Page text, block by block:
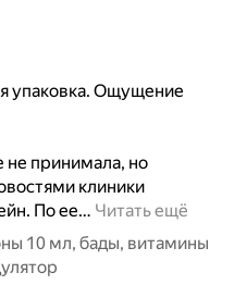
упаковка. Ощущение
не принимала, но
клиники
По ее… Читать ещё
10 мл, бады, витамины